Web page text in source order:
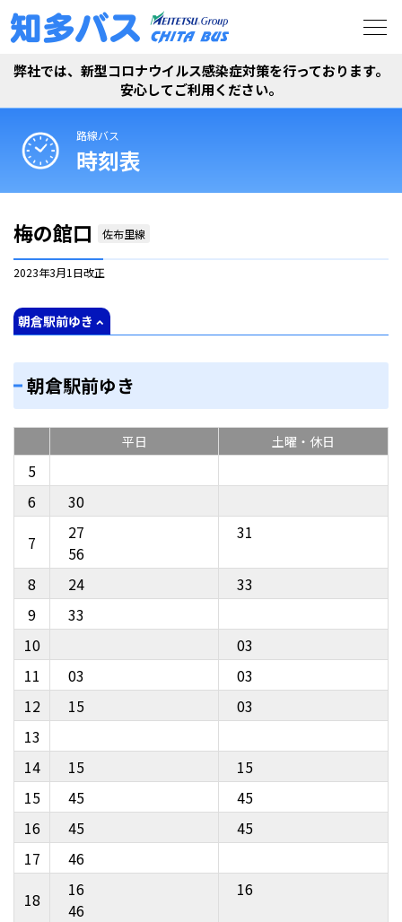
弊社では、新型コロナウイルス感染症対策を行っております。
安心してご利用ください。
路線バス
時刻表
梅の館口 佐布里線
2023年3月1日改正
朝倉駅前ゆき
朝倉駅前ゆき
平日
5
6
7
8
9
10
11
12
13
14
15
16
17
18
30
27
56
24
33
03
15
15
45
45
46
16
46
土曜・休日
31
33
03
03
03
15
45
45
16